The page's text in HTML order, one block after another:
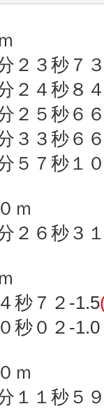
２３秒７
２４秒８
２５秒６
３３秒６
５７秒１
ｍ
２６秒３
秒７２ -1.5
秒０２ -1.0
ｍ
１１秒５